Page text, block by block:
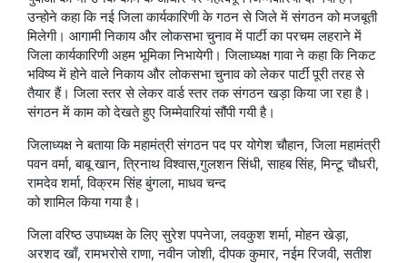
उन्होने कहा कि नई जिला कार्यकारिणी के गठन से जिले में संगठन को मजबूती
मिलेगी। आगामी निकाय और लोकसभा चुनाव में पार्टी का परचम लहराने में
जिला कार्यकारिणी अहम भूमिका निभायेगी। जिलाध्यक्ष गावा ने कहा कि निकट
भविष्य में होने वाले निकाय और लोकसभा चुनाव को लेकर पार्टी पूरी तरह से
तैयार हैं। जिला स्तर से लेकर वार्ड स्तर तक संगठन खड़ा किया जा रहा है।
संगठन में काम को देखते हुए जिम्मेवारियां सौंपी गयी है।
जिलाध्यक्ष ने बताया कि महामंत्री संगठन पद पर योगेश चौहान, जिला महामंत्री
पवन वर्मा, बाबू खान, त्रिनाथ विश्वास,गुलशन सिंधी, साहब सिंह, मिन्टू चौधरी,
रामदेव शर्मा, विक्रम सिंह बुंगला, माधव चन्द
को शामिल किया गया है।
जिला वरिष्ठ उपाध्यक्ष के लिए सुरेश पपनेजा, लवकुश शर्मा, मोहन खेड़ा,
अरशद खाँ, रामभरोसे राणा, नवीन जोशी, दीपक कुमार, नईम रिजवी, सतीश